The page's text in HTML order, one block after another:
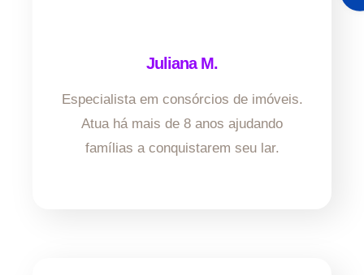
Juliana M.
Especialista em consórcios de imóveis.
Atua há mais de 8 anos ajudando
famílias a conquistarem seu lar.